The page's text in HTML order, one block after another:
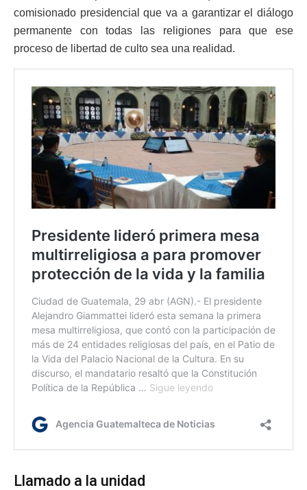
comisionado presidencial que va a garantizar el diálogo
permanente con todas las religiones para que ese
proceso de libertad de culto sea una realidad.
Llamado a la unidad